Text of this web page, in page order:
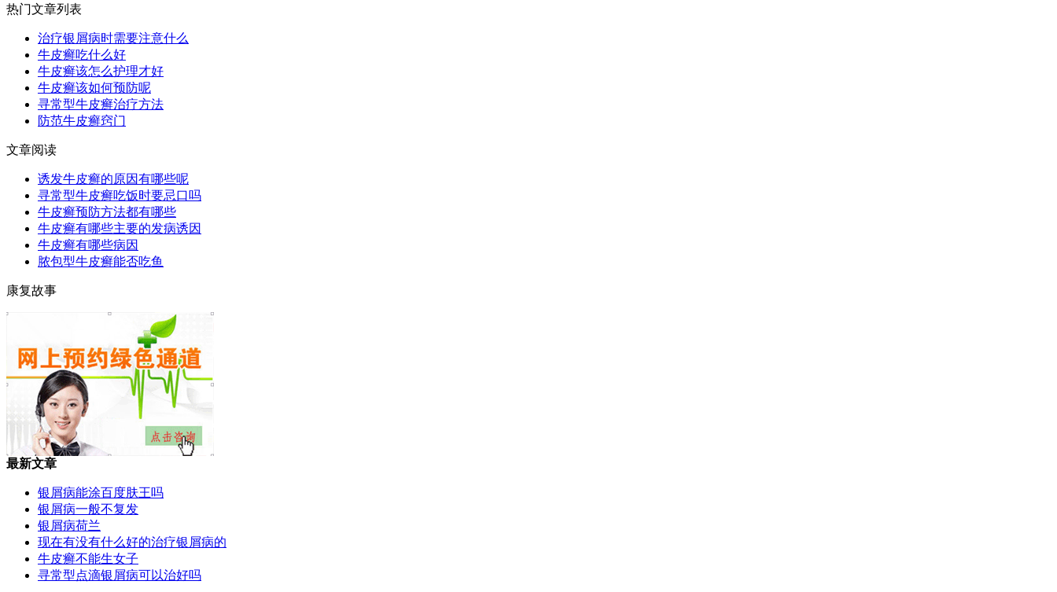
热门文章列表
治疗银屑病时需要注意什么
牛皮癣吃什么好
牛皮癣该怎么护理才好
牛皮癣该如何预防呢
寻常型牛皮癣治疗方法
防范牛皮癣窍门
文章阅读
诱发牛皮癣的原因有哪些呢
寻常型牛皮癣吃饭时要忌口吗
牛皮癣预防方法都有哪些
牛皮癣有哪些主要的发病诱因
牛皮癣有哪些病因
脓包型牛皮癣能否吃鱼
康复故事
最新文章
银屑病能涂百度肤王吗
银屑病一般不复发
银屑病荷兰
现在有没有什么好的治疗银屑病的
牛皮癣不能生女子
寻常型点滴银屑病可以治好吗